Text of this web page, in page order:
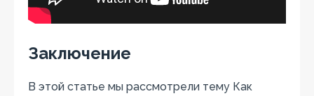
Заключение
В этой статье мы рассмотрели тему Как